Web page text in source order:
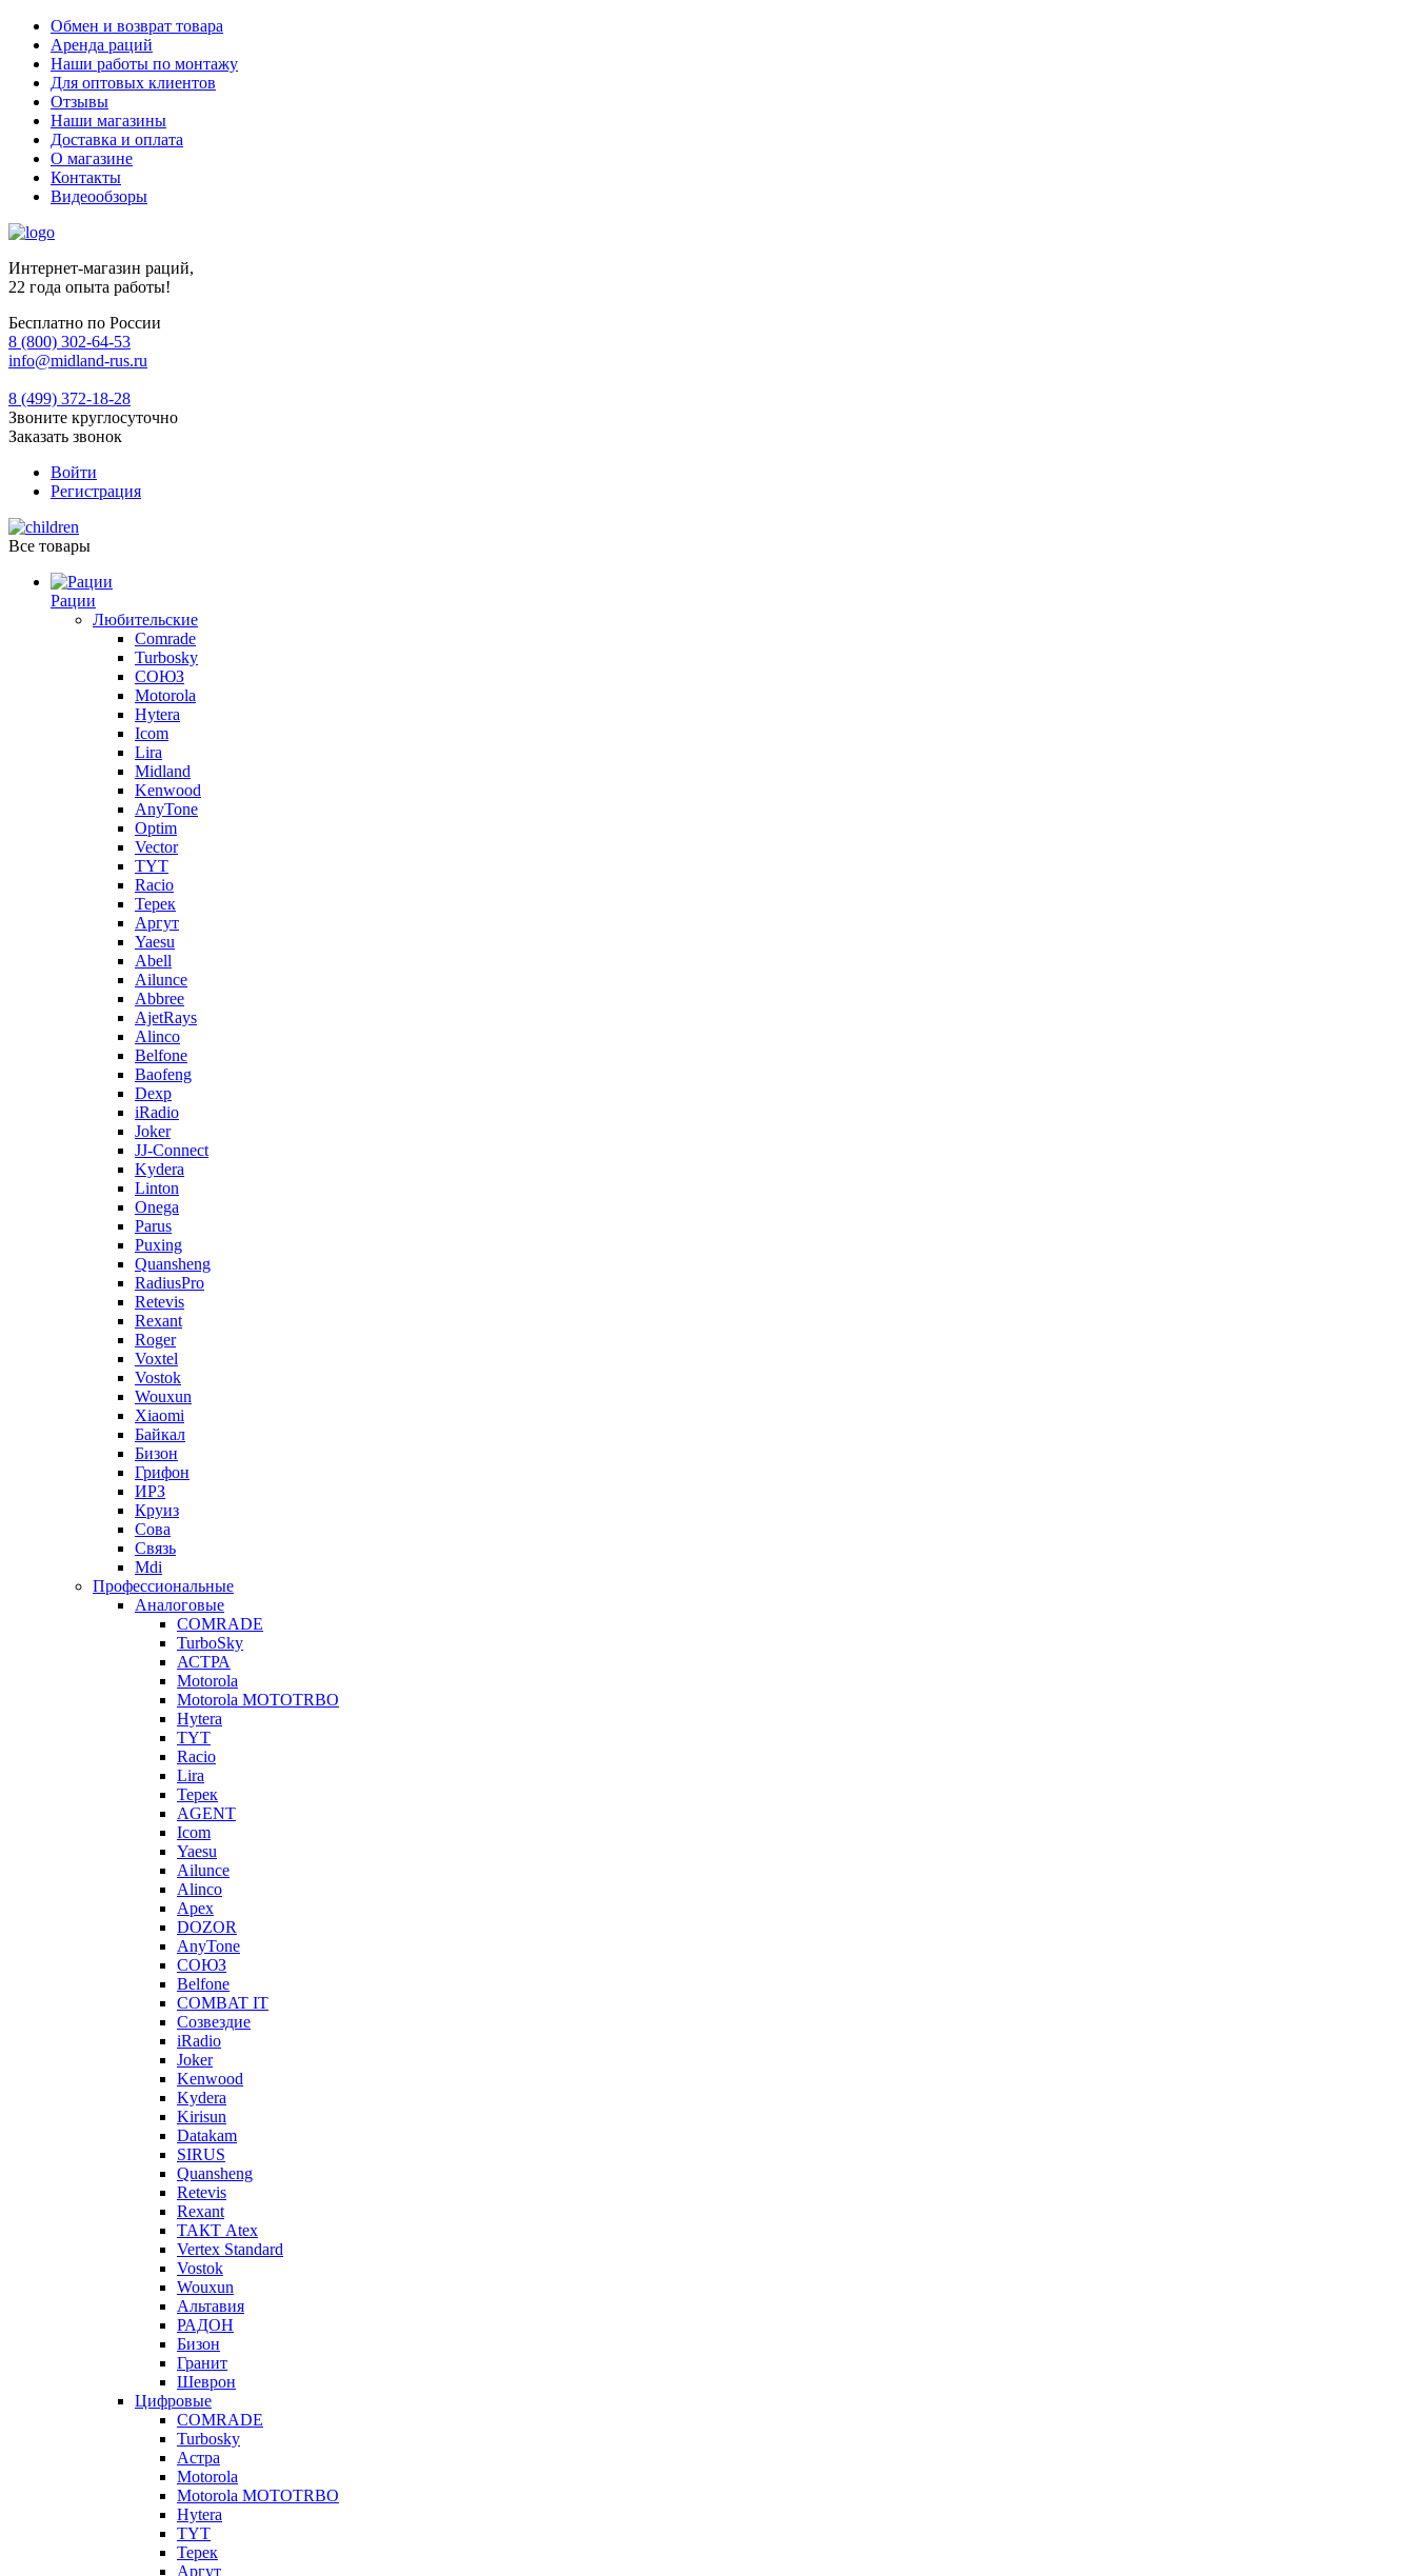
Обмен и возврат товара
Аренда раций
Наши работы по монтажу
Для оптовых клиентов
Отзывы
Наши магазины
Доставка и оплата
О магазине
Контакты
Видеообзоры
Интернет-магазин раций,
22 года опыта работы!
Бесплатно по России
8 (800) 302-64-53
info@midland-rus.ru
8 (499) 372-18-28
Звоните круглосуточно
Заказать звонок
Войти
Регистрация
Все товары
Рации
Любительские
Comrade
Turbosky
СОЮЗ
Motorola
Hytera
Icom
Lira
Midland
Kenwood
AnyTone
Optim
Vector
TYT
Racio
Терек
Аргут
Yaesu
Abell
Ailunce
Abbree
AjetRays
Alinco
Belfone
Baofeng
Dexp
iRadio
Joker
JJ-Connect
Kydera
Linton
Onega
Parus
Puxing
Quansheng
RadiusPro
Retevis
Rexant
Roger
Voxtel
Vostok
Wouxun
Xiaomi
Байкал
Бизон
Грифон
ИРЗ
Круиз
Сова
Связь
Mdi
Профессиональные
Аналоговые
COMRADE
TurboSky
АСТРА
Motorola
Motorola MOTOTRBO
Hytera
TYT
Racio
Lira
Терек
AGENT
Icom
Yaesu
Ailunce
Alinco
Apex
DOZOR
AnyTone
СОЮЗ
Belfone
COMBAT IT
Созвездие
iRadio
Joker
Kenwood
Kydera
Kirisun
Datakam
SIRUS
Quansheng
Retevis
Rexant
ТАКТ Atex
Vertex Standard
Vostok
Wouxun
Альтавия
РАДОН
Бизон
Гранит
Шеврон
Цифровые
COMRADE
Turbosky
Астра
Motorola
Motorola MOTOTRBO
Hytera
TYT
Терек
Аргут